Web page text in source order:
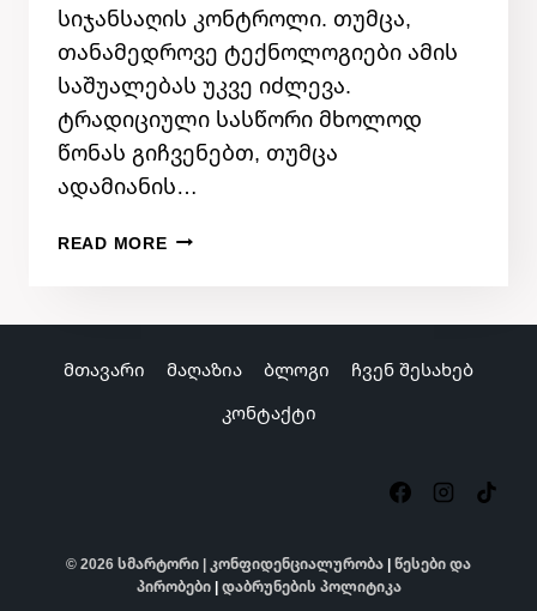
სიჯანსაღის კონტროლი. თუმცა,
თანამედროვე ტექნოლოგიები ამის
საშუალებას უკვე იძლევა.
ტრადიციული სასწორი მხოლოდ
წონას გიჩვენებთ, თუმცა
ადამიანის…
READ MOREᲠᲐᲢᲝᲛ
ᲯᲐᲜᲡᲐᲦᲘ
ᲪᲮᲝᲕᲠᲔᲑᲘᲡ
ᲛᲝᲛᲐᲕᲐᲚᲘᲐ
მთავარი მაღაზია ბლოგი
ჩვენ შესახებ
კონტაქტი
© 2026 სმარტორი |კონფიდენციალურობა |წესები და
პირობები|დაბრუნების პოლიტიკა